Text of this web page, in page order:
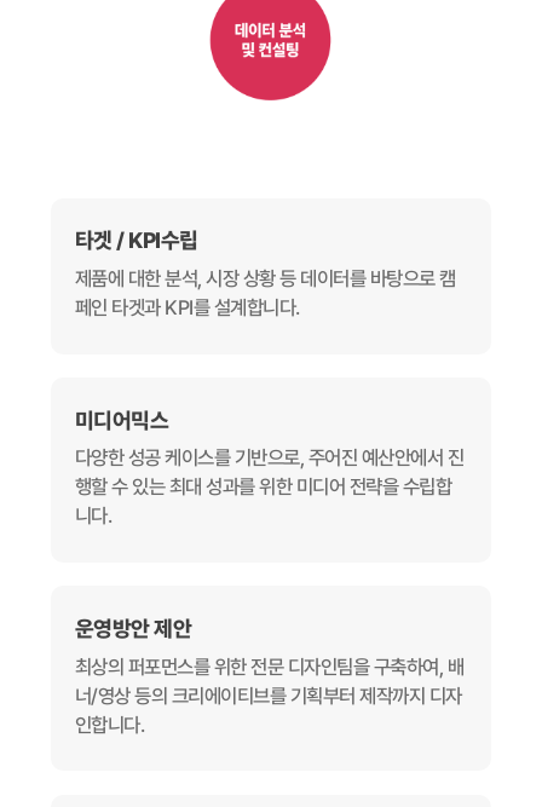
타겟 / KPI수립
제품에 대한 분석, 시장 상황 등 데이터를 바탕으로 캠
페인 타겟과 KPI를 설계합니다.
미디어믹스
다양한 성공 케이스를 기반으로, 주어진 예산안에서 진
행할 수 있는 최대 성과를 위한 미디어 전략을 수립합
니다.
운영방안 제안
최상의 퍼포먼스를 위한 전문 디자인팀을 구축하여, 배
너/영상 등의 크리에이티브를 기획부터 제작까지 디자
인합니다.